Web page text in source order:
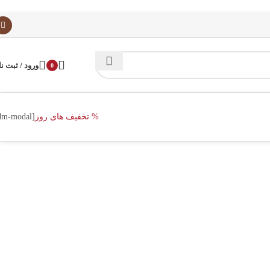
0 ورود / ثبت
% تخفیف های روز [dm-modal]